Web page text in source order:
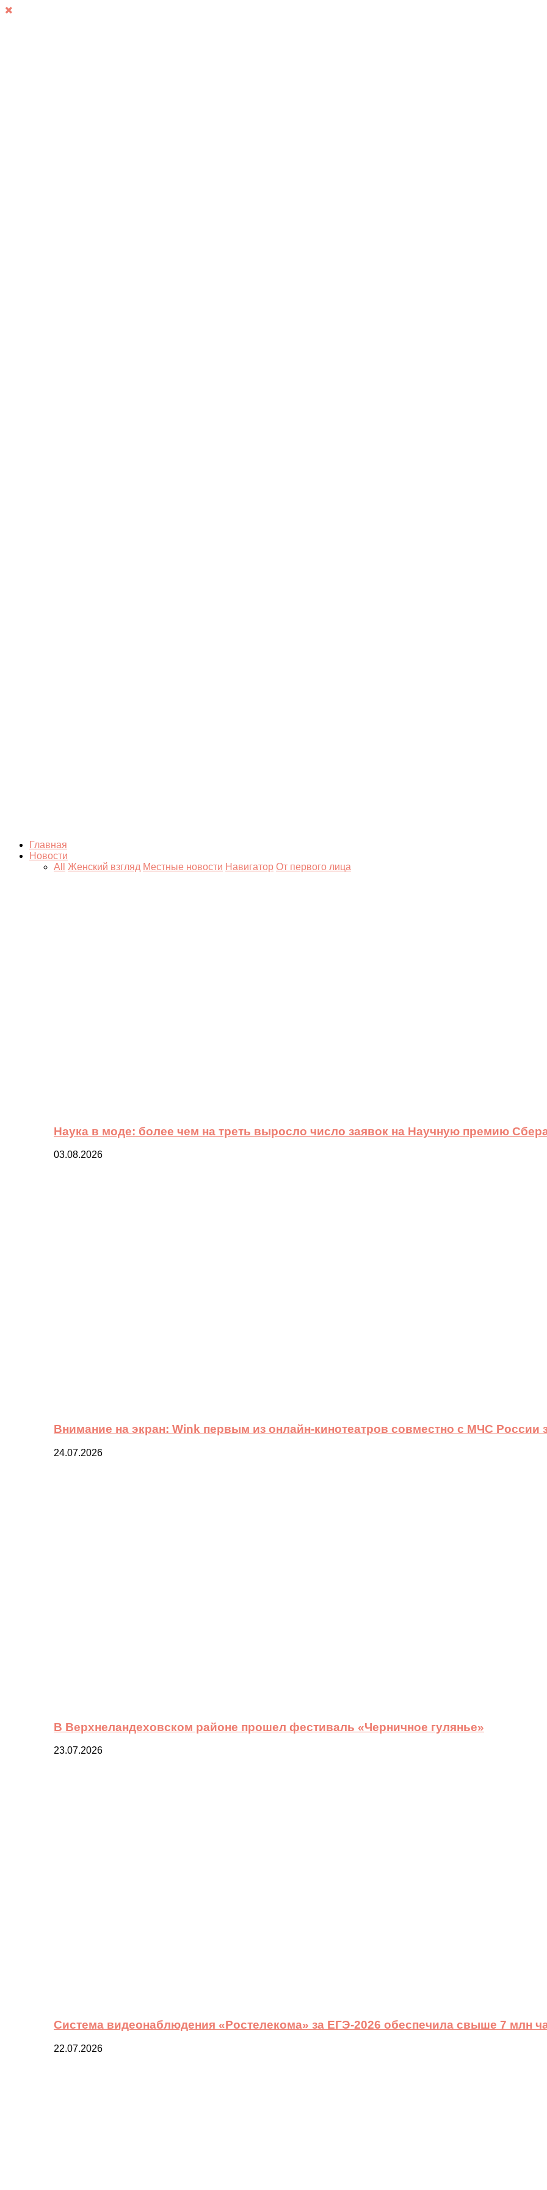
Главная
Новости
All
Женский взгляд Местные новости Навигатор От первого лица
Наука в моде: более чем на треть выросло число заявок на Научную премию
03.08.2026
Внимание на экран: Wink первым из онлайн-кинотеатров совместно с МЧС России
24.07.2026
В Верхнеландеховском районе прошел фестиваль «Черничное гулянье»
23.07.2026
Система видеонаблюдения «Ростелекома» за ЕГЭ-2026 обеспечила свыше 7 млн
22.07.2026